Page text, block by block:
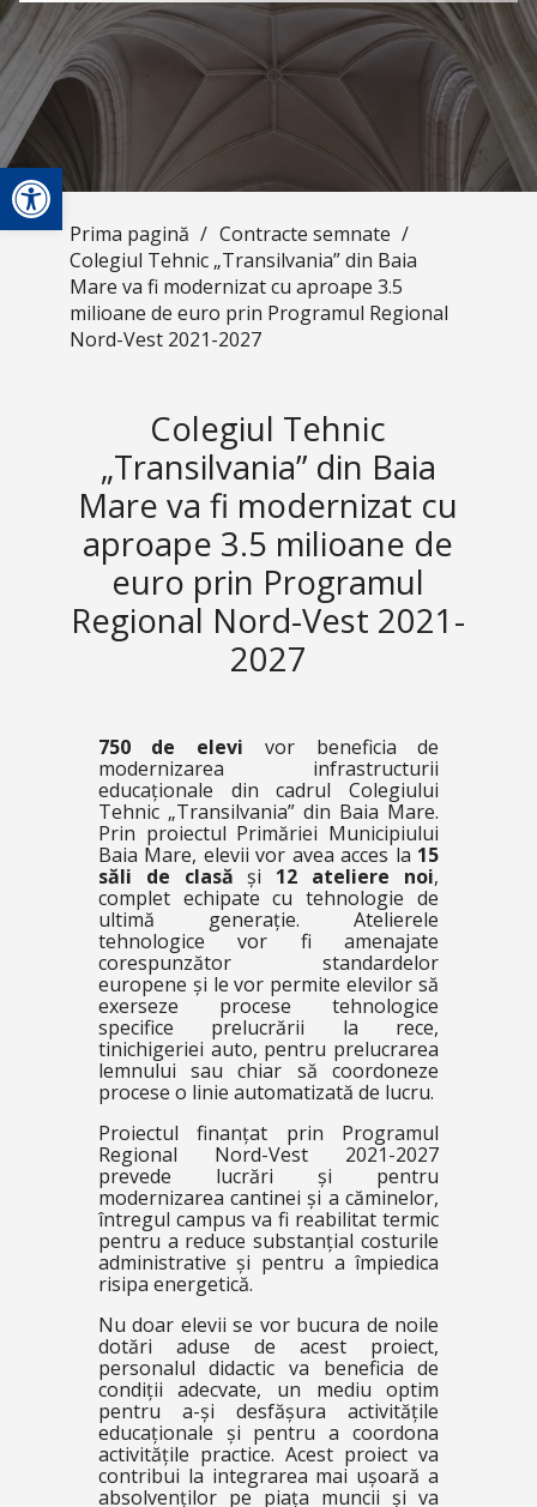
Deschide bara de unelte
Prima pagină / Contracte semnate /
Colegiul Tehnic „Transilvania” din Baia
Mare va fi modernizat cu aproape 3.5
milioane de euro prin Programul Regional
Nord-Vest 2021-2027
Colegiul Tehnic
„Transilvania” din Baia
Mare va fi modernizat cu
aproape 3.5 milioane de
euro prin Programul
Regional Nord-Vest 2021-
2027
750 de elevi vor beneficia de
modernizarea infrastructurii
educaționale din cadrul Colegiului
Tehnic „Transilvania” din Baia Mare.
Prin proiectul Primăriei Municipiului
Baia Mare, elevii vor avea acces la 15
săli de clasă și 12 ateliere noi,
complet echipate cu tehnologie de
ultimă generație. Atelierele
tehnologice vor fi amenajate
corespunzător standardelor
europene și le vor permite elevilor să
exerseze procese tehnologice
specifice prelucrării la rece,
tinichigeriei auto, pentru prelucrarea
lemnului sau chiar să coordoneze
procese o linie automatizată de lucru.
Proiectul finanțat prin Programul
Regional Nord-Vest 2021-2027
prevede lucrări și pentru
modernizarea cantinei și a căminelor,
întregul campus va fi reabilitat termic
pentru a reduce substanțial costurile
administrative și pentru a împiedica
risipa energetică.
Nu doar elevii se vor bucura de noile
dotări aduse de acest proiect,
personalul didactic va beneficia de
condiții adecvate, un mediu optim
pentru a-și desfășura activitățile
educaționale și pentru a coordona
activitățile practice. Acest proiect va
contribui la integrarea mai ușoară a
absolvenților pe piața muncii și va